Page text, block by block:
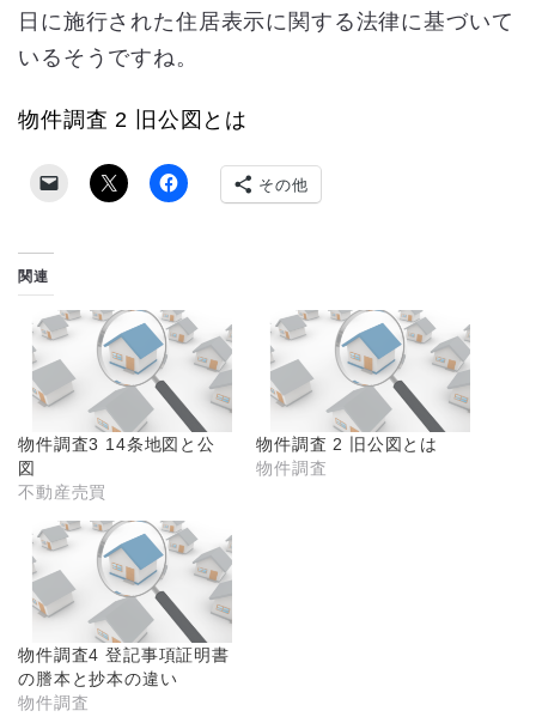
日に施行された住居表示に関する法律に基づいて
いるそうですね。
物件調査 2 旧公図とは
その他
関連
物件調査3 14条地図と公
図
不動産売買
物件調査 2 旧公図とは
物件調査
物件調査4 登記事項証明書
の謄本と抄本の違い
物件調査